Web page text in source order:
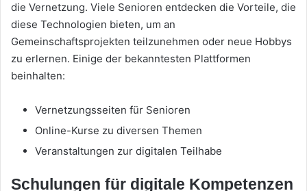
die Vernetzung. Viele Senioren entdecken die Vorteile, die
diese Technologien bieten, um an
Gemeinschaftsprojekten teilzunehmen oder neue Hobbys
zu erlernen. Einige der bekanntesten Plattformen
beinhalten:
Vernetzungsseiten für Senioren
Online-Kurse zu diversen Themen
Veranstaltungen zur digitalen Teilhabe
Schulungen für digitale Kompetenzen